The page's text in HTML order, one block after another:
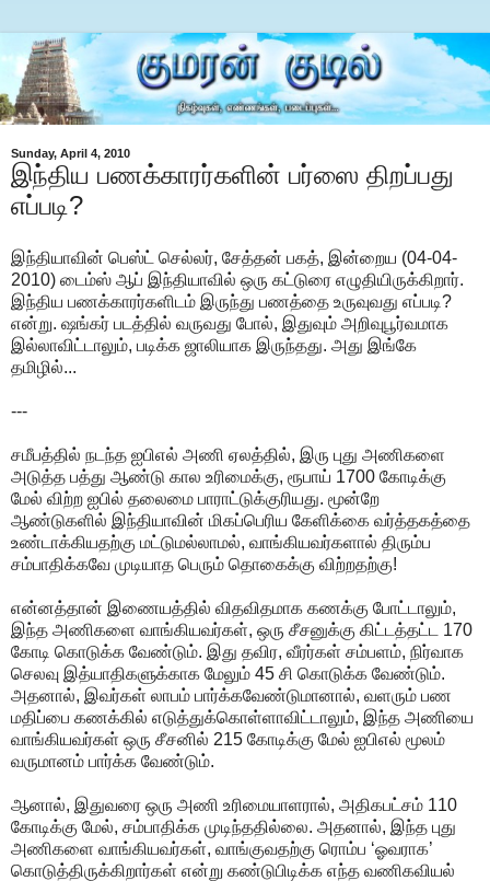
Sunday, April 4, 2010
இந்திய பணக்காரர்களின் பர்ஸை திறப்பது
எப்படி?
இந்தியாவின் பெஸ்ட் செல்லர், சேத்தன் பகத், இன்றைய (04-04-
2010) டைம்ஸ் ஆப் இந்தியாவில் ஒரு கட்டுரை எழுதியிருக்கிறார்.
இந்திய பணக்காரர்களிடம் இருந்து பணத்தை உருவுவது எப்படி?
என்று. ஷங்கர் படத்தில் வருவது போல், இதுவும் அறிவுபூர்வமாக
இல்லாவிட்டாலும், படிக்க ஜாலியாக இருந்தது. அது இங்கே
தமிழில்...
---
சமீபத்தில் நடந்த ஐபிஎல் அணி ஏலத்தில், இரு புது அணிகளை
அடுத்த பத்து ஆண்டு கால உரிமைக்கு, ரூபாய் 1700 கோடிக்கு
மேல் விற்ற ஐபில் தலைமை பாராட்டுக்குரியது. மூன்றே
ஆண்டுகளில் இந்தியாவின் மிகப்பெரிய கேளிக்கை வர்த்தகத்தை
உண்டாக்கியதற்கு மட்டுமல்லாமல், வாங்கியவர்களால் திரும்ப
சம்பாதிக்கவே முடியாத பெரும் தொகைக்கு விற்றதற்கு!
என்னத்தான் இணையத்தில் விதவிதமாக கணக்கு போட்டாலும்,
இந்த அணிகளை வாங்கியவர்கள், ஒரு சீசனுக்கு கிட்டத்தட்ட 170
கோடி கொடுக்க வேண்டும். இது தவிர, வீரர்கள் சம்பளம், நிர்வாக
செலவு இத்யாதிகளுக்காக மேலும் 45 சி கொடுக்க வேண்டும்.
அதனால், இவர்கள் லாபம் பார்க்கவேண்டுமானால், வளரும் பண
மதிப்பை கணக்கில் எடுத்துக்கொள்ளாவிட்டாலும், இந்த அணியை
வாங்கியவர்கள் ஒரு சீசனில் 215 கோடிக்கு மேல் ஐபிஎல் மூலம்
வருமானம் பார்க்க வேண்டும்.
ஆனால், இதுவரை ஒரு அணி உரிமையாளரால், அதிகபட்சம் 110
கோடிக்கு மேல், சம்பாதிக்க முடிந்ததில்லை. அதனால், இந்த புது
அணிகளை வாங்கியவர்கள், வாங்குவதற்கு ரொம்ப ‘ஓவராக’
கொடுத்திருக்கிறார்கள் என்று கண்டுபிடிக்க எந்த வணிகவியல்